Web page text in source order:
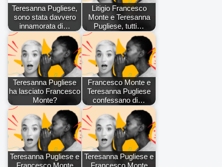
Teresanna Pugliese,
sono stata davvero
innamorata di…
Litigio Francesco
Monte e Teresanna
Pugliese, tutti…
Teresanna Pugliese
ha lasciato Francesco
Monte?
Francesco Monte e
Teresanna Pugliese
confessano di…
Teresanna Pugliese e
Francesco Monte
Teresanna Pugliese e
Francesco Monte